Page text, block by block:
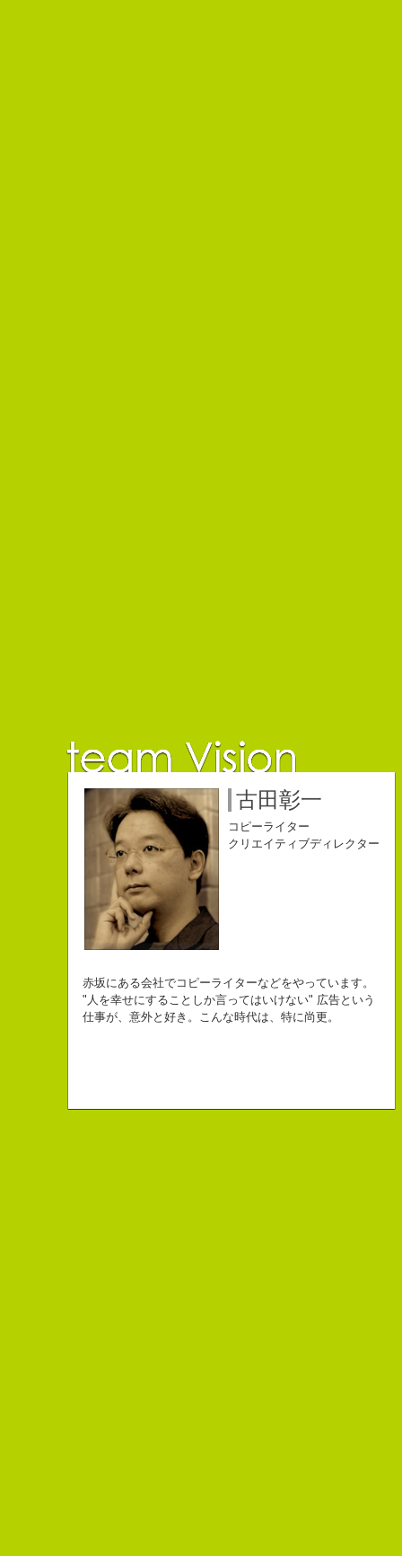
佐藤延夫
コピーライター
チームVision 事務局長
保持壮太郎
コピーライター
自己紹介ジェネレーターというサイトがある。試しにやってみた。
こんちゃっ保持壮太郎っていいます。
皆からは「保持壮太郎ピーナッツ」って呼ばれてるよ。
小山佳奈
コピーライター
なにがしか書いていられるしごとはとっても
幸せでとっても怖いですが、きょうもなんとか幸せに
生きられてる私は幸せなのかもしれません。
中村直史
コピーライター
長崎県五島市出身
３６歳
「五島列島はよいところです。
江口順也
コピーライター
Copy writer
10周年キャンペーン中です。
名雪祐平
コピーライター
クリエイティブディレクター
初対面の人によく言われる。
「きれいな名前ですね」
こう返す。「ええ、名前だけは」
古田彰一
コピーライター
クリエイティブディレクター
赤坂にある会社でコピーライターなどをやっています。
"人を幸せにすることしか言ってはいけない" 広告という
仕事が、意外と好き。こんな時代は、特に尚更。